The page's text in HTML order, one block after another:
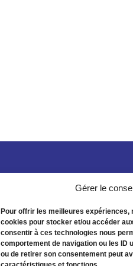
Gérer le
Pour offrir les meilleures
cookies pour stocker et/ou accéder
consentir à ces technologies nous
comportement de navigation ou les ID
ou de retirer son consentement peut